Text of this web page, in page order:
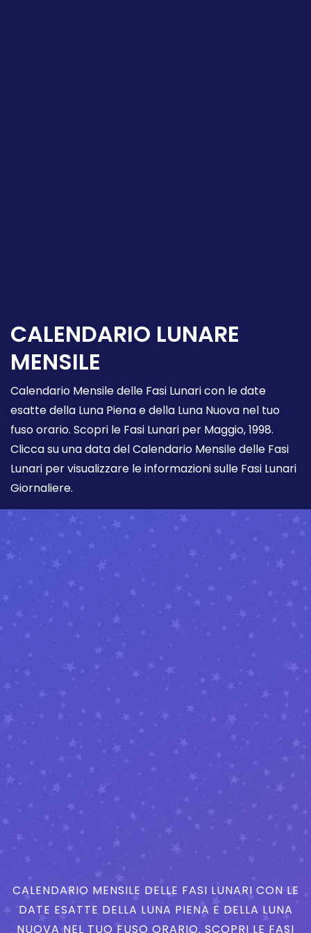
CALENDARIO LUNARE
MENSILE
Calendario Mensile delle Fasi Lunari con le date
esatte della Luna Piena e della Luna Nuova nel tuo
fuso orario. Scopri le Fasi Lunari per Maggio, 1998.
Clicca su una data del Calendario Mensile delle Fasi
Lunari per visualizzare le informazioni sulle Fasi Lunari
Giornaliere.
CALENDARIO MENSILE DELLE FASI LUNARI CON LE
DATE ESATTE DELLA LUNA PIENA E DELLA LUNA
NUOVA NEL TUO FUSO ORARIO. SCOPRI LE FASI